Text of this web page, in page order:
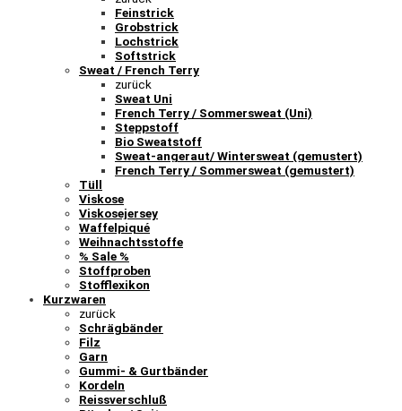
Feinstrick
Grobstrick
Lochstrick
Softstrick
Sweat / French Terry
zurück
Sweat Uni
French Terry / Sommersweat (Uni)
Steppstoff
Bio Sweatstoff
Sweat-angeraut/ Wintersweat (gemustert)
French Terry / Sommersweat (gemustert)
Tüll
Viskose
Viskosejersey
Waffelpiqué
Weihnachtsstoffe
% Sale %
Stoffproben
Stofflexikon
Kurzwaren
zurück
Schrägbänder
Filz
Garn
Gummi- & Gurtbänder
Kordeln
Reissverschluß